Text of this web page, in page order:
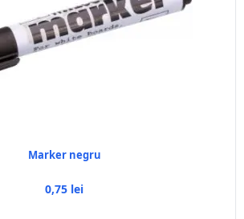
Marker negru
0,75 lei